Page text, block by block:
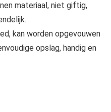
materiaal, niet giftig,
kan worden opgevouwen
opslag, handig en